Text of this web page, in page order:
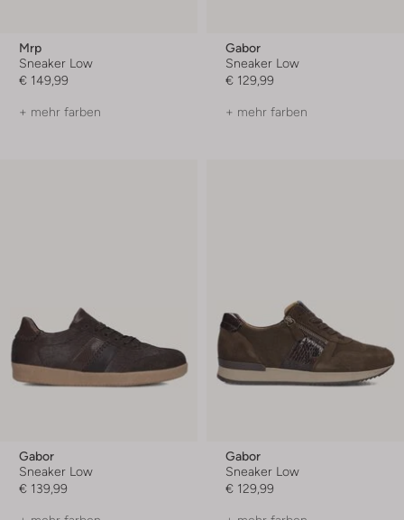
Mrp
Sneaker Low
€ 149,99
+ mehr farben
Gabor
Sneaker Low
€ 129,99
+ mehr farben
Gabor
Sneaker Low
€ 139,99
Gabor
Sneaker Low
€ 129,99